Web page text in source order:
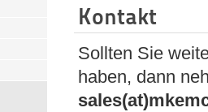
Kontakt
Sollten Sie
haben, dann